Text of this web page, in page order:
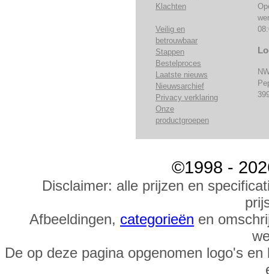
Klachten
Veilig en
betrouwbaar
Stappen
Bestelproces
Laatste nieuws
Nieuwsarchief
Privacy verklaring
Onze
productgroepen
©1998 -
Disclaimer: alle prijzen en
Afbeeldingen, categorieën en
De op deze pagina opgenomen logo's